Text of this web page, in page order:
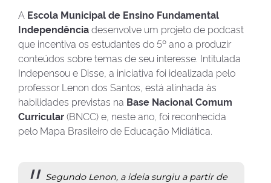
A Escola Municipal de Ensino Fundamental
Independênciadesenvolve um projeto de podcast
que incentiva os estudantes do 5º ano a produzir
conteúdos sobre temas de seu interesse. Intitulada
Indepensou e Disse, a iniciativa foi idealizada pelo
professor Lenon dos Santos, está alinhada às
habilidades previstas na Base Nacional Comum
Curricular(BNCC) e, neste ano, foi reconhecida
pelo Mapa Brasileiro de Educação Midiática.
Segundo Lenon, a ideia surgiu a partir de